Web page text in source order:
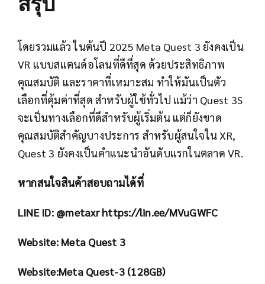
โดยรวมแล้ว ในต้นปี 2025 Meta Quest 3 ยังคงเป็น
VR แบบสแตนด์อโลนที่ดีที่สุด ด้วยประสิทธิภาพ
คุณสมบัติ และราคาที่เหมาะสม ทำให้มันเป็นตัว
เลือกที่คุ้มค่าที่สุด สำหรับผู้ใช้ทั่วไป แม้ว่า Quest 3S
จะเป็นทางเลือกที่ดีสำหรับผู้เริ่มต้น แต่ก็ยังขาด
คุณสมบัติสำคัญบางประการ สำหรับผู้สนใจใน XR,
Quest 3 ยังคงเป็นคำแนะนำอันดับแรกในตลาด VR.
หากสนใจสินค้าสอบถามได้ที่
LINE ID: @metaxrhttps://lin.ee/MVuGWFC
Website: Meta Quest 3
Website:Meta Quest-3 (128GB)